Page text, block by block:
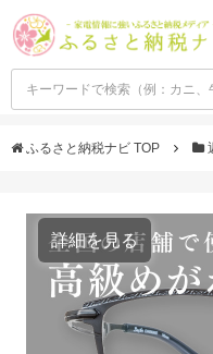
ふるさと納税ナビ TOP
詳細を見る